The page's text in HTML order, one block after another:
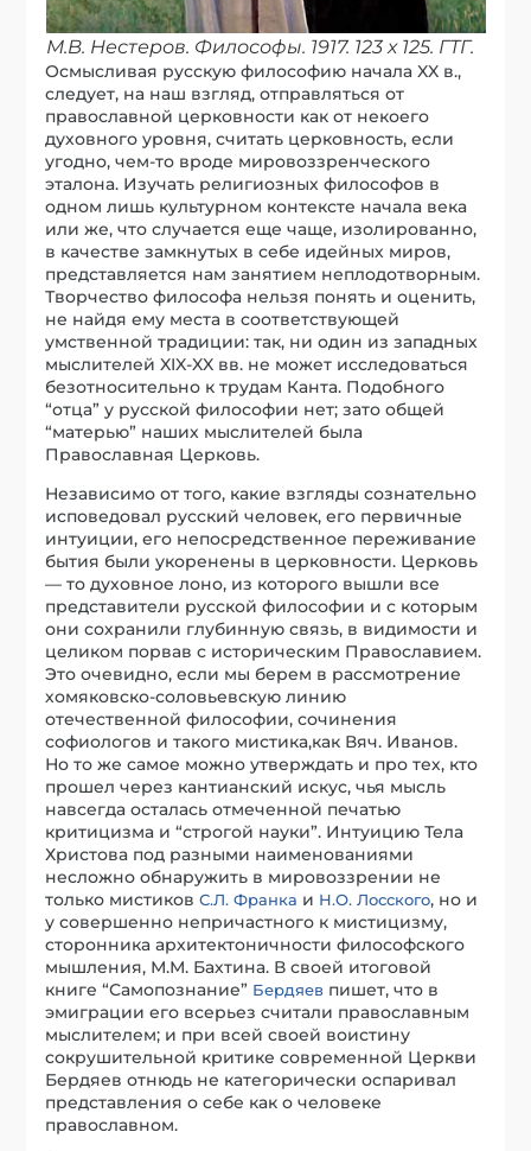
М.В. Нестеров. Философы. 1917. 123 х 125. ГТГ.
Осмысливая русскую философию начала XX в.,
следует, на наш взгляд, отправляться от
православной церковности как от некоего
духовного уровня, считать церковность, если
угодно, чем-то вроде мировоззренческого
эталона. Изучать религиозных философов в
одном лишь культурном контексте начала века
или же, что случается еще чаще, изолированно,
в качестве замкнутых в себе идейных миров,
представляется нам занятием неплодотворным.
Творчество философа нельзя понять и оценить,
не найдя ему места в соответствующей
умственной традиции: так, ни один из западных
мыслителей XIX-XX вв. не может исследоваться
безотносительно к трудам Канта. Подобного
“отца” у русской философии нет; зато общей
“матерью” наших мыслителей была
Православная Церковь.
Независимо от того, какие взгляды сознательно
исповедовал русский человек, его первичные
интуиции, его непосредственное переживание
бытия были укоренены в церковности. Церковь
— то духовное лоно, из которого вышли все
представители русской философии и с которым
они сохранили глубинную связь, в видимости и
целиком порвав с историческим Православием.
Это очевидно, если мы берем в рассмотрение
хомяковско-соловьевскую линию
отечественной философии, сочинения
софиологов и такого мистика,как Вяч. Иванов.
Но то же самое можно утверждать и про тех, кто
прошел через кантианский искус, чья мысль
навсегда осталась отмеченной печатью
критицизма и “строгой науки”. Интуицию Тела
Христова под разными наименованиями
несложно обнаружить в мировоззрении не
только мистиковС.Л. Франка и Н.О. Лосского, но и
у совершенно непричастного к мистицизму,
сторонника архитектоничности философского
мышления, М.М. Бахтина. В своей итоговой
книге “Самопознание” Бердяев пишет, что в
эмиграции его всерьез считали православным
мыслителем; и при всей своей воистину
сокрушительной критике современной Церкви
Бердяев отнюдь не категорически оспаривал
представления о себе как о человеке
православном.